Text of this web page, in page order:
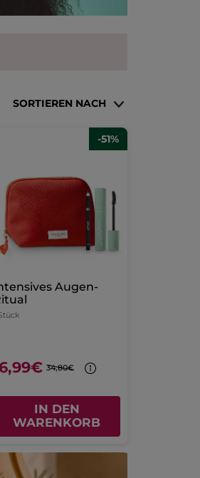
SORTIEREN NACH
-51%
Augen-
34,80€
IN DEN
WARENKORB